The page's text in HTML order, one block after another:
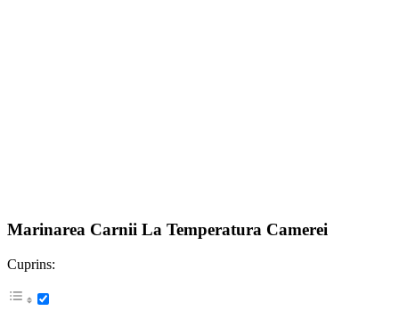
Marinarea Carnii La Temperatura Camerei
Cuprins: